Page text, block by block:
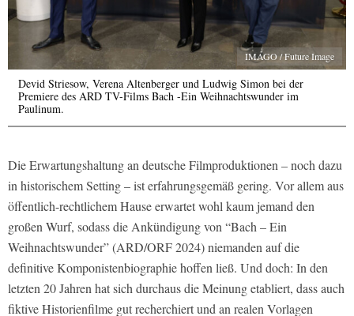
IMAGO / Future Image
Devid Striesow, Verena Altenberger und Ludwig Simon bei der
Premiere des ARD TV-Films Bach -Ein Weihnachtswunder im
Paulinum.
Die Erwartungshaltung an deutsche Filmproduktionen – noch dazu
in historischem Setting – ist erfahrungsgemäß gering. Vor allem aus
öffentlich-rechtlichem Hause erwartet wohl kaum jemand den
großen Wurf, sodass die Ankündigung von “Bach – Ein
Weihnachtswunder” (ARD/ORF 2024) niemanden auf die
definitive Komponistenbiographie hoffen ließ. Und doch: In den
letzten 20 Jahren hat sich durchaus die Meinung etabliert, dass auch
fiktive Historienfilme gut recherchiert und an realen Vorlagen